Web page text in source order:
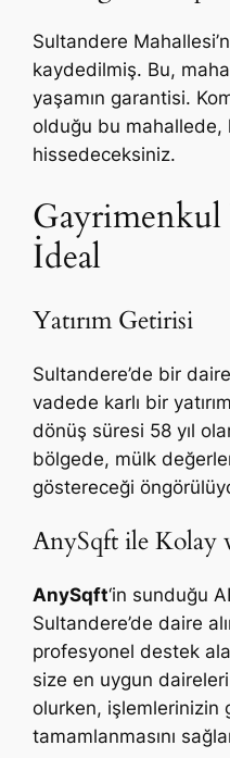
Sultandere
kaydedilmiş. Bu,
yaşamın garantisi.
olduğu bu mahallede,
hissedeceksiniz.
Gayrimenkul
İdeal
Yatırım Getirisi
Sultandere’de bir
vadede karlı bir
dönüş süresi 58 yıl
bölgede, mülk
göstereceği
AnySqft ile Kolay
AnySqft‘in sunduğu
Sultandere’de daire
profesyonel destek
size en uygun daireleri
olurken, işlemlerinizin
tamamlanmasını